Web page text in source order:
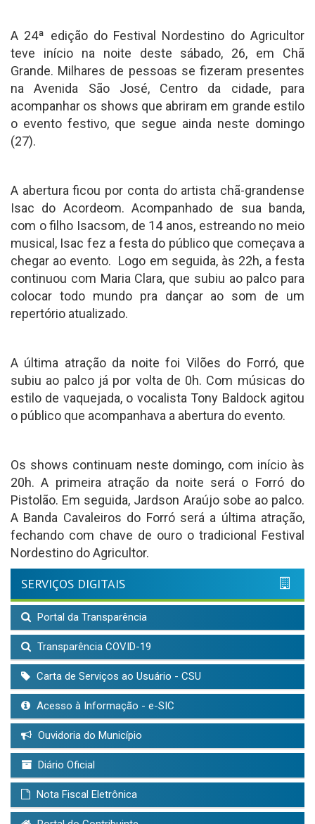
A 24ª edição do Festival Nordestino do Agricultor
teve início na noite deste sábado, 26, em Chã
Grande. Milhares de pessoas se fizeram presentes
na Avenida São José, Centro da cidade, para
acompanhar os shows que abriram em grande estilo
o evento festivo, que segue ainda neste domingo
(27).
A abertura ficou por conta do artista chã-grandense
Isac do Acordeom. Acompanhado de sua banda,
com o filho Isacsom, de 14 anos, estreando no meio
musical, Isac fez a festa do público que começava a
chegar ao evento. Logo em seguida, às 22h, a festa
continuou com Maria Clara, que subiu ao palco para
colocar todo mundo pra dançar ao som de um
repertório atualizado.
A última atração da noite foi Vilões do Forró, que
subiu ao palco já por volta de 0h. Com músicas do
estilo de vaquejada, o vocalista Tony Baldock agitou
o público que acompanhava a abertura do evento.
Os shows continuam neste domingo, com início às
20h. A primeira atração da noite será o Forró do
Pistolão. Em seguida, Jardson Araújo sobe ao palco.
A Banda Cavaleiros do Forró será a última atração,
fechando com chave de ouro o tradicional Festival
Nordestino do Agricultor.
SERVIÇOS DIGITAIS
Portal da Transparência
Transparência COVID-19
Carta de Serviços ao Usuário - CSU
Acesso à Informação - e-SIC
Ouvidoria do Município
Diário Oficial
Nota Fiscal Eletrônica